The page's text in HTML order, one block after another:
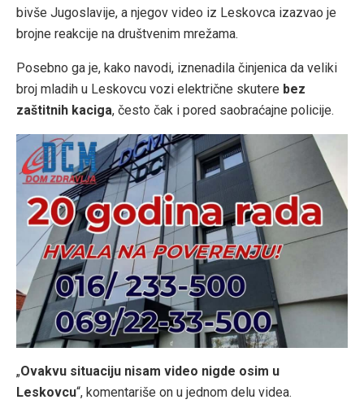
bivše Jugoslavije, a njegov video iz Leskovca izazvao je
brojne reakcije na društvenim mrežama.
Posebno ga je, kako navodi, iznenadila činjenica da veliki
broj mladih u Leskovcu vozi električne skutere bez
zaštitnih kaciga, često čak i pored saobraćajne policije.
„Ovakvu situaciju nisam video nigde osim u
Leskovcu“, komentariše on u jednom delu videa.